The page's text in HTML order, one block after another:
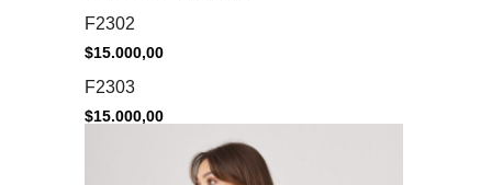
F2302
$15.000,00
F2303
$15.000,00